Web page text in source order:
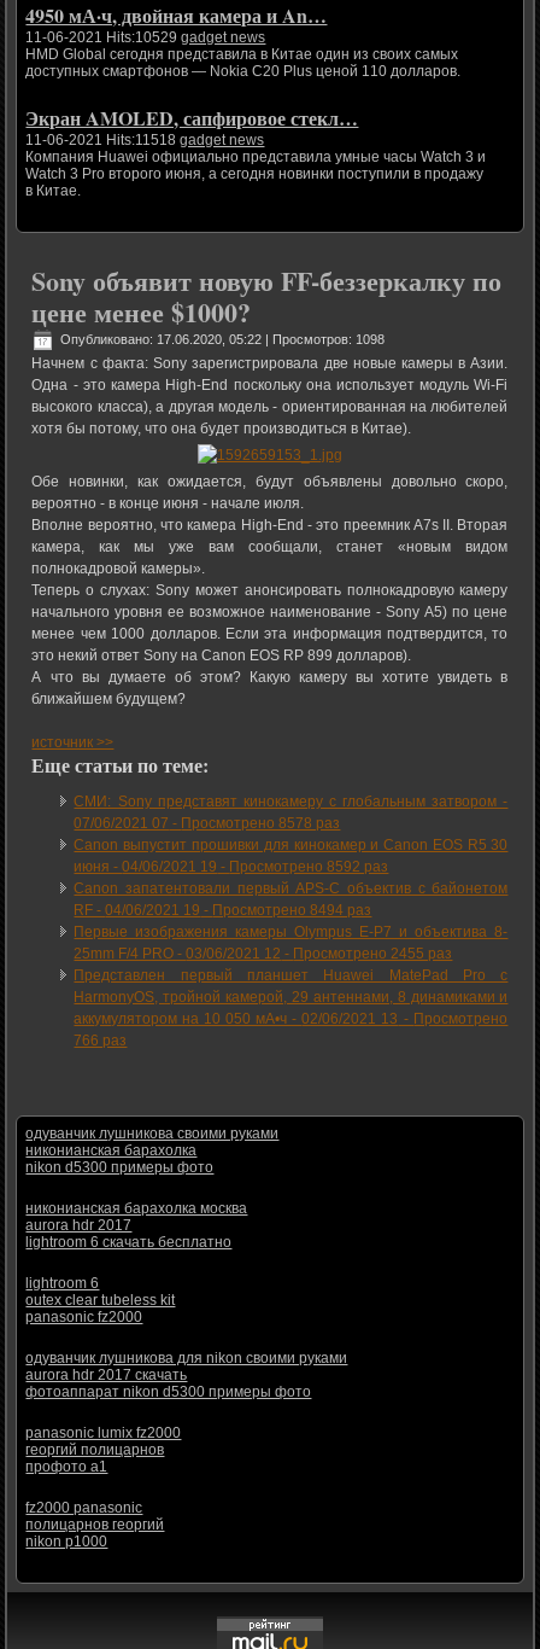
4950 мА·ч, двойная камера и An…
11-06-2021 Hits:10529gadget news
HMD Global сегодня представила в Китае один из своих самых
доступных смартфонов — Nokia C20 Plus ценой 110 долларов.
Экран AMOLED, сапфировое стекл…
11-06-2021 Hits:11518gadget news
Компания Huawei официально представила умные часы Watch 3 и
Watch 3 Pro второго июня, а сегодня новинки поступили в продажу
в Китае.
Sony объявит новую FF-беззеркалку по
цене менее $1000?
Опубликовано: 17.06.2020, 05:22 | Просмотров: 1098
Начнем с факта: Sony зарегистрировала две новые камеры в Азии.
Одна - это камера High-End поскольку она использует модуль Wi-Fi
высокого класса), а другая модель - ориентированная на любителей
хотя бы потому, что она будет производиться в Китае).
Обе новинки, как ожидается, будут объявлены довольно скоро,
вероятно - в конце июня - начале июля.
Вполне вероятно, что камера High-End - это преемник A7s II. Вторая
камера, как мы уже вам сообщали, станет «новым видом
полнокадровой камеры».
Теперь о слухах: Sony может анонсировать полнокадровую камеру
начального уровня ее возможное наименование - Sony A5) по цене
менее чем 1000 долларов. Если эта информация подтвердится, то
это некий ответ Sony на Canon EOS RP 899 долларов).
А что вы думаете об этом? Какую камеру вы хотите увидеть в
ближайшем будущем?
источник >>
Еще статьи по теме:
СМИ: Sony представят кинокамеру с глобальным затвором -
07/06/2021 07 - Просмотрено 8578 раз
Canon выпустит прошивки для кинокамер и Canon EOS R5 30
июня -04/06/2021 19 - Просмотрено 8592 раз
Canon запатентовали первый APS-C объектив с байонетом
RF -04/06/2021 19 - Просмотрено 8494 раз
Первые изображения камеры Olympus E-P7 и объектива 8-
25mm F/4 PRO -03/06/2021 12 - Просмотрено 2455 раз
Представлен первый планшет Huawei MatePad Pro с
HarmonyOS, тройной камерой, 29 антеннами, 8 динамиками и
аккумулятором на 10 050 мА•ч -02/06/2021 13 - Просмотрено
766 раз
одуванчик лушникова своими руками
никонианская барахолка
nikon d5300 примеры фото
никонианская барахолка москва
aurora hdr 2017
lightroom 6 скачать бесплатно
lightroom 6
outex clear tubeless kit
panasonic fz2000
одуванчик лушникова для nikon своими руками
aurora hdr 2017 скачать
фотоаппарат nikon d5300 примеры фото
panasonic lumix fz2000
георгий полицарнов
профото а1
fz2000 panasonic
полицарнов георгий
nikon p1000